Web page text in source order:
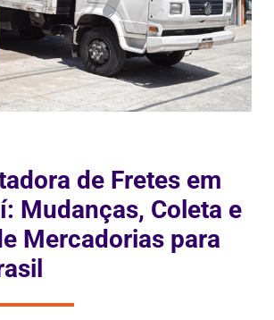
de Fretes em
Mudanças, Coleta e
Mercadorias para